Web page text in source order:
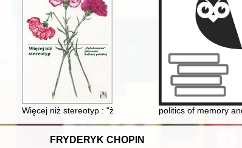
grobu Karola i Marianny Szwedowskich
Więcej niż stereotyp : "żydokomuna" jako wzór kultury
politics of memory
FRYDERYK CHOPIN